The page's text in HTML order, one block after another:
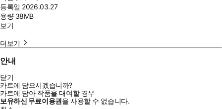
등록일 2026.03.27
용량 38MB
보기
더보기
안내
닫기
카트에 담으시겠습니까?
카트에 담아 작품을 대여할 경우
보유하신 무료이용권을 사용할 수 없습니다.